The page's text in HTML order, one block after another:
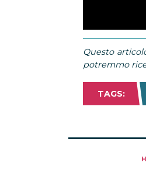
Questo
potremmo
TAGS: